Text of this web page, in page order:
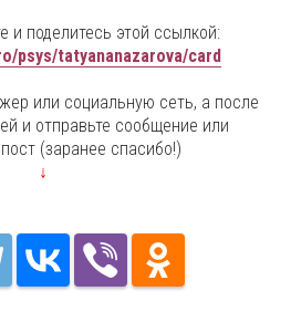
и поделитесь этой ссылкой:
psys/tatyananazarova/card
или социальную сеть, а после
и отправьте сообщение или
(заранее спасибо!)
↓